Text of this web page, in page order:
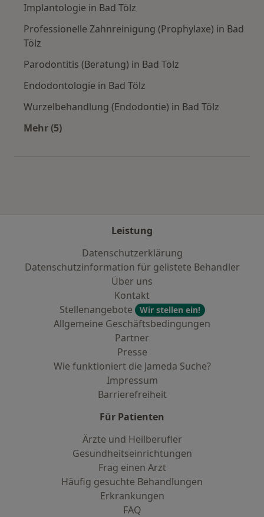
Implantologie in Bad Tölz
Professionelle Zahnreinigung (Prophylaxe) in Bad
Tölz
Parodontitis (Beratung) in Bad Tölz
Endodontologie in Bad Tölz
Wurzelbehandlung (Endodontie) in Bad Tölz
Mehr (5)
Leistung
Datenschutzerklärung
Datenschutzinformation für gelistete Behandler
Über uns
Kontakt
Stellenangebote
Wir stellen ein!
Allgemeine Geschäftsbedingungen
Partner
Presse
Wie funktioniert die Jameda Suche?
Impressum
Barrierefreiheit
Für Patienten
Ärzte und Heilberufler
Gesundheitseinrichtungen
Frag einen Arzt
Häufig gesuchte Behandlungen
Erkrankungen
FAQ